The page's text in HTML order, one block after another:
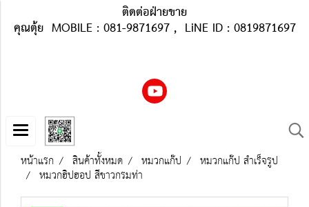
ติดต่อฝ่ายขาย
คุณตุ้ย MOBILE : 081-9871697 , LiNE ID : 0819871697
หน้าแรก สินค้าทั้งหมด หมวกแก๊ป หมวกแก๊ป สำเร็จรูป
หมวกฮิปฮอป สีขาวกรมท่า